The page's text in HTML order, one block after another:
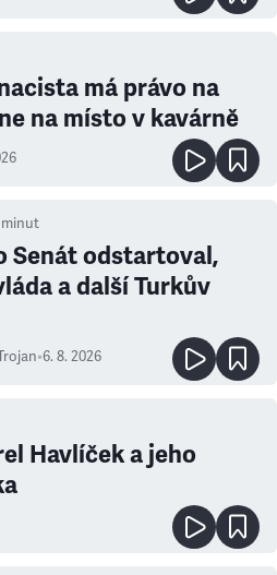
má právo na
na místo v kavárně
minut
Senát odstartoval,
a další Turkův
•6. 8. 2026
Havlíček a jeho